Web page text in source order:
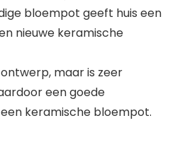
bloempot geeft huis een
nieuwe keramische
maar is zeer
een goede
keramische bloempot.